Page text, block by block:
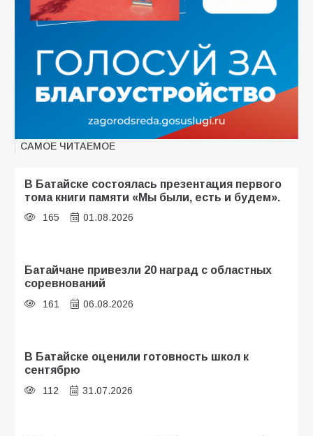
САМОЕ ЧИТАЕМОЕ
В Батайске состоялась презентация первого
тома книги памяти «Мы были, есть и будем».
165 01.08.2026
Батайчане привезли 20 наград с областных
соревнований
161 06.08.2026
В Батайске оценили готовность школ к
сентябрю
112 31.07.2026